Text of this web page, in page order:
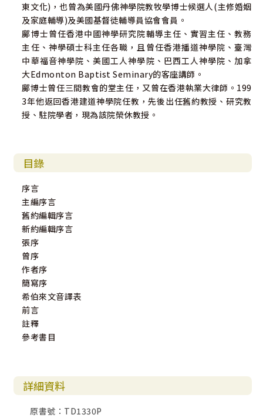
東文化)，也曾為美國丹佛神學院教牧學博士候選人(主修婚姻
及家庭輔導)及美國基督徒輔導員協會會員。
鄺博士曾任香港中國神學研究院輔導主任、實習主任、教務
主任、神學碩士科主任各職，且曾任香港播道神學院、臺灣
中華福音神學院、美國工人神學院、巴西工人神學院、加拿
大Edmonton Baptist Seminary的客座講師。
鄺博士曾任三間教會的堂主任，又曾在香港執業大律師。199
3年他返回香港建道神學院任教，先後出任舊約教授、研究教
授、駐院學者，現為該院榮休教授。
目錄
序言
主編序言
舊約編輯序言
新約編輯序言
張序
曾序
作者序
簡寫序
希伯來文音譯表
前言
註釋
參考書目
詳細資料
原書號：TD1330P